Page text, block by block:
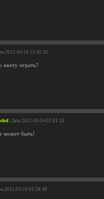
2012-04-10 15:45:35
инету играть?
| Дата 2012-03-24 02:01:33
может быть!
2012-03-24 01:58:49